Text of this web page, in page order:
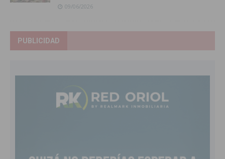
09/06/2026
PUBLICIDAD